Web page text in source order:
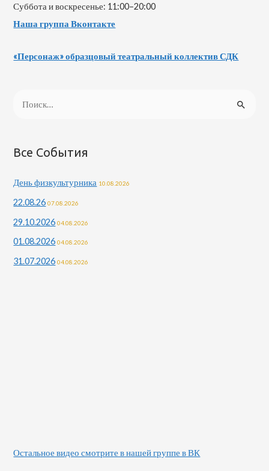
Суббота и воскресенье: 11:00–20:00
Наша группа Вконтакте
«Персонаж» образцовый театральный коллектив СДК
т
:
Все События
День физкультурника 10.08.2026
22.08.26 07.08.2026
29.10.2026 04.08.2026
01.08.2026 04.08.2026
31.07.2026 04.08.2026
Остальное видео смотрите в нашей группе в ВК